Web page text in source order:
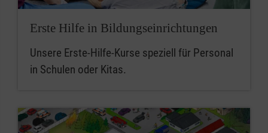
Erste Hilfe in Bildungseinrichtungen
Unsere Erste-Hilfe-Kurse speziell für Personal
in Schulen oder Kitas.